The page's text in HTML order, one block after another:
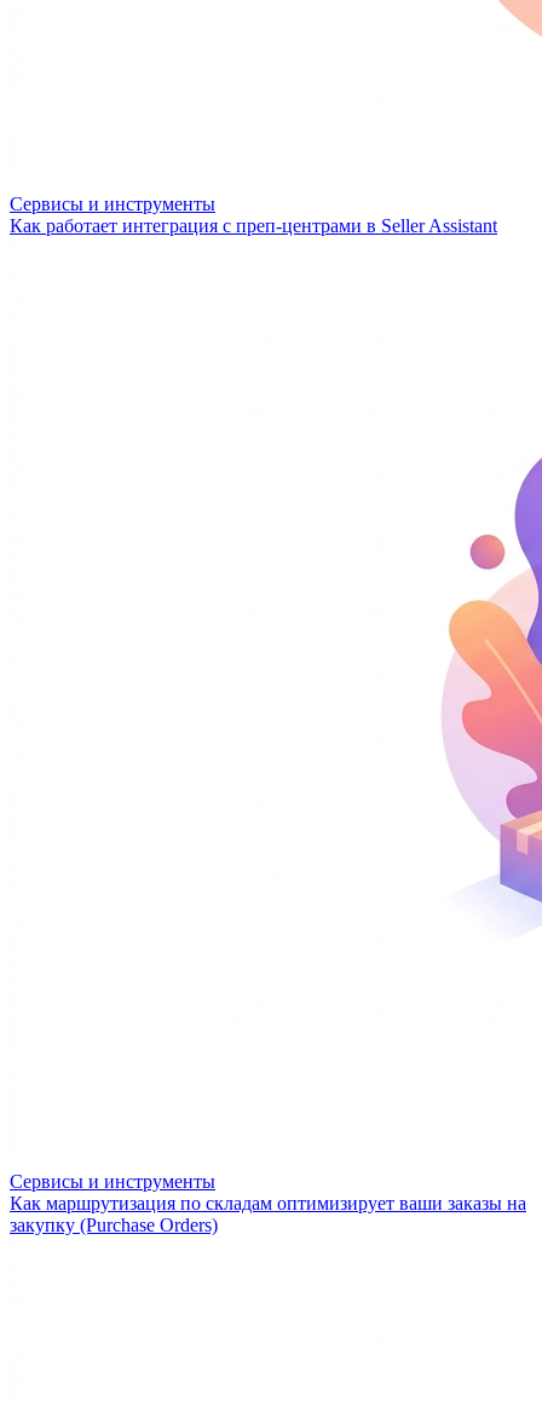
Сервисы и инструменты
Как работает интеграция с преп-центрами в Seller Assistant
Сервисы и инструменты
Как маршрутизация по складам оптимизирует ваши заказы на
закупку (Purchase Orders)